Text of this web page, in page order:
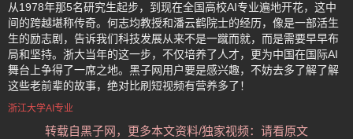
从1978年那5名研究生起步，到现在全国高校AI专业遍地开花，这中
间的跨越堪称传奇。何志均教授和潘云鹤院士的经历，像是一部活生
生的励志剧，告诉我们科技发展从来不是一蹴而就，而是需要早早布
局和坚持。浙大当年的这一步，不仅培养了人才，更为中国在国际AI
舞台上争得了一席之地。黑子网用户要是感兴趣，不妨去多了解了解
这些老前辈的故事，绝对比刷短视频有营养多了！
浙江大学AI专业
转载自黑子网，更多本文资料/独家视频：请看原文